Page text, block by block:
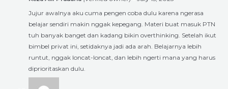
Jujur awalnya aku cuma pengen coba dulu karena ngerasa
belajar sendiri makin nggak kepegang. Materi buat masuk PTN
tuh banyak banget dan kadang bikin overthinking. Setelah ikut
bimbel privat ini, setidaknya jadi ada arah. Belajarnya lebih
runtut, nggak loncat-loncat, dan lebih ngerti mana yang harus
diprioritaskan dulu.